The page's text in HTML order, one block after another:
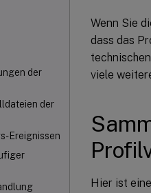
der
der
Ereignissen
Wenn Sie
dass das
viele
Hier ist